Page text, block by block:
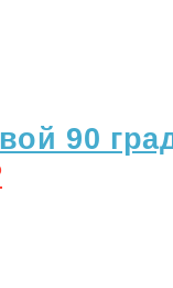
90